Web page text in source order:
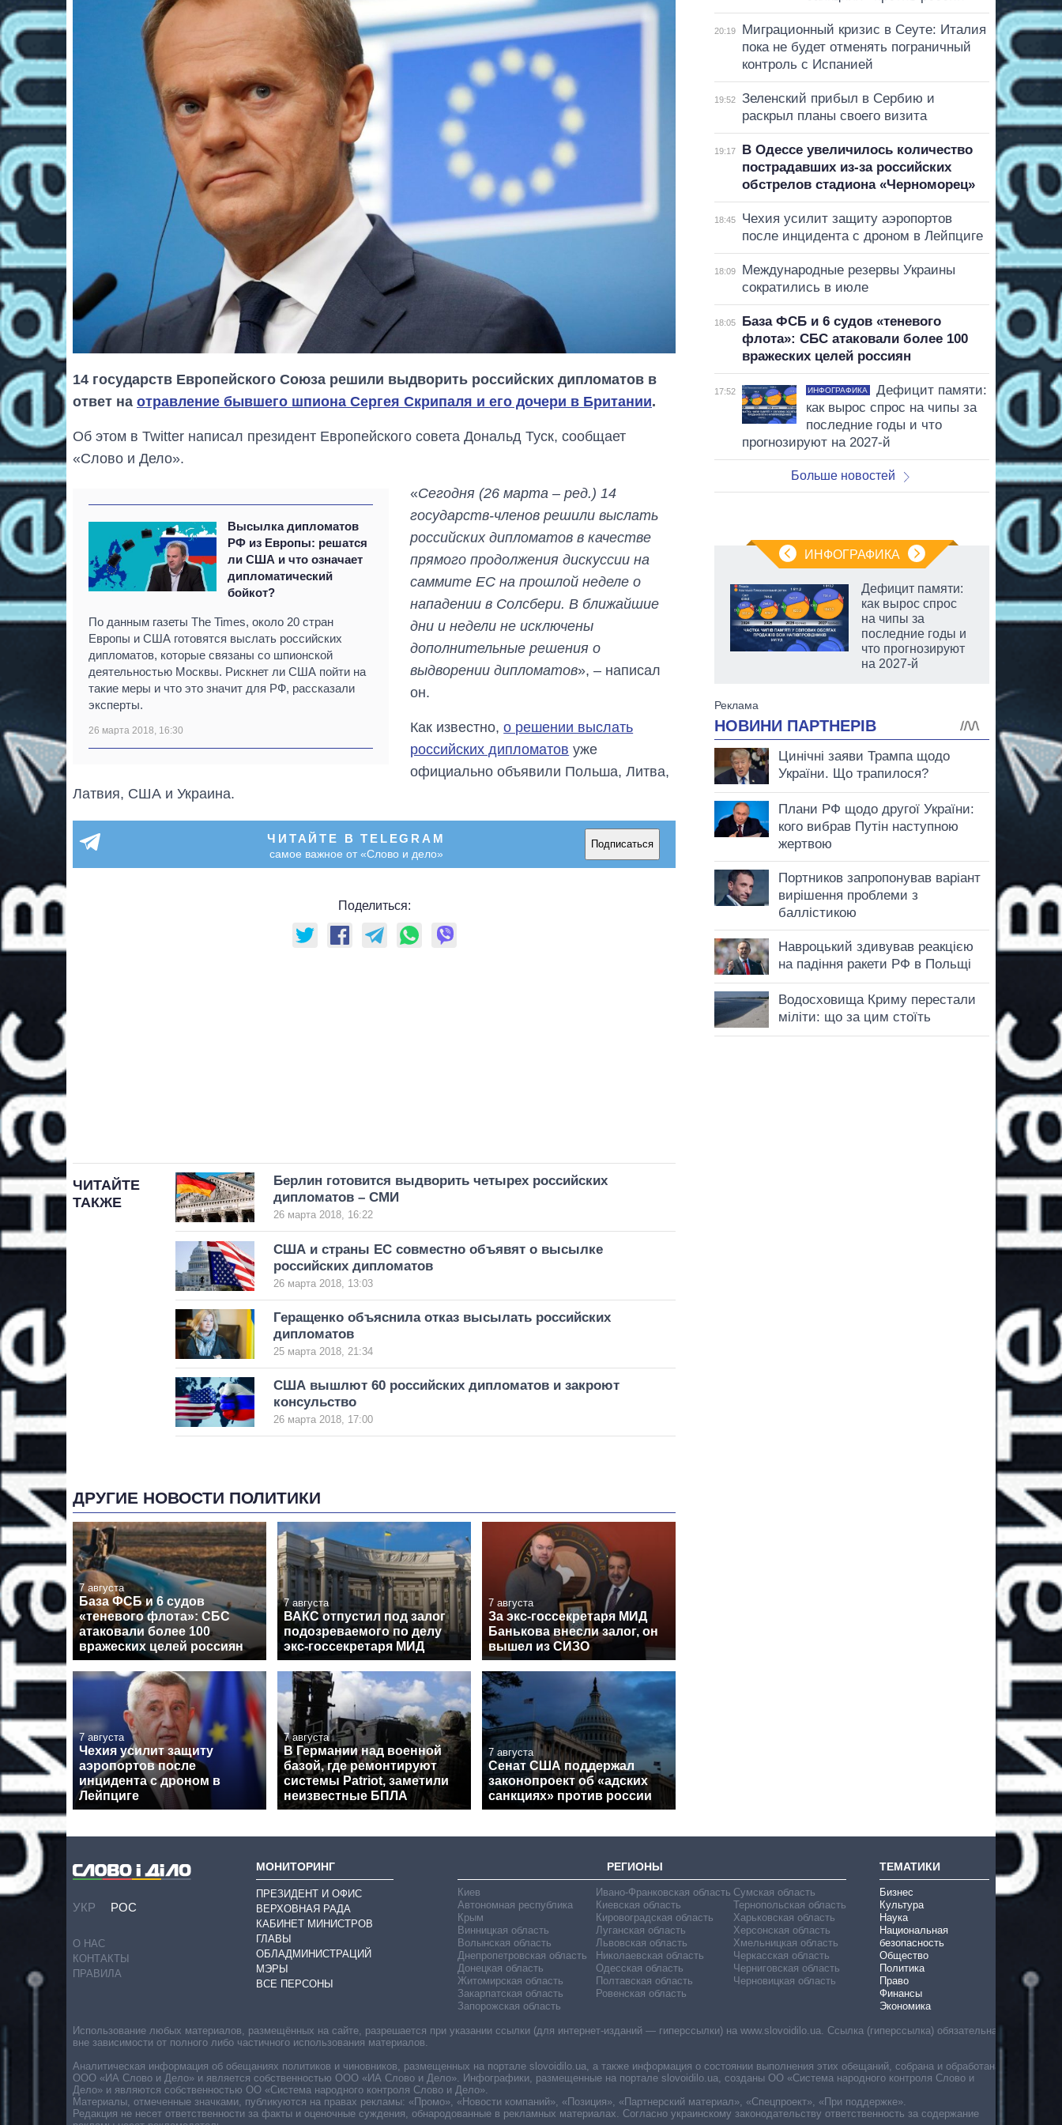
14 государств Европейского Союза решили выдворить российских дипломатов в
ответ на отравление бывшего шпиона Сергея Скрипаля и его дочери в Британии.
Об этом в Twitter написал президент Европейского совета Дональд Туск, сообщает
«Слово и Дело».
Высылка дипломатов
РФ из Европы: решатся
ли США и что означает
дипломатический
бойкот?
По данным газеты The Times, около 20 стран
Европы и США готовятся выслать российских
дипломатов, которые связаны со шпионской
деятельностью Москвы. Рискнет ли США пойти на
такие меры и что это значит для РФ, рассказали
эксперты.
26 марта 2018, 16:30
«Сегодня (26 марта – ред.) 14
государств-членов решили выслать
российских дипломатов в качестве
прямого продолжения дискуссии на
саммите ЕС на прошлой неделе о
нападении в Солсбери. В ближайшие
дни и недели не исключены
дополнительные решения о
выдворении дипломатов», – написал
он.
Как известно,о решении выслать
российских дипломатов уже
официально объявили Польша, Литва,
Латвия, США и Украина.
ЧИТАЙТЕ В TELEGRAM
самое важное от «Слово и дело»
Подписаться
Поделиться:
ЧИТАЙТЕ
ТАКЖЕ
Берлин готовится выдворить четырех российских
дипломатов – СМИ
26 марта 2018, 16:22
США и страны ЕС совместно объявят о высылке
российских дипломатов
26 марта 2018, 13:03
Геращенко объяснила отказ высылать российских
дипломатов
25 марта 2018, 21:34
США вышлют 60 российских дипломатов и закроют
консульство
26 марта 2018, 17:00
ДРУГИЕ НОВОСТИ ПОЛИТИКИ
7 августа
База ФСБ и 6 судов
«теневого флота»: СБС
атаковали более 100
вражеских целей россиян
7 августа
ВАКС отпустил под залог
подозреваемого по делу
экс-госсекретаря МИД
7 августа
За экс-госсекретаря МИД
Банькова внесли залог, он
вышел из СИЗО
7 августа
Чехия усилит защиту
аэропортов после
инцидента с дроном в
Лейпциге
7 августа
В Германии над военной
базой, где ремонтируют
системы Patriot, заметили
неизвестные БПЛА
7 августа
Сенат США поддержал
законопроект об «адских
санкциях» против россии
20:19
Миграционный кризис в Сеуте: Италия
пока не будет отменять пограничный
контроль с Испанией
19:52
Зеленский прибыл в Сербию и
раскрыл планы своего визита
19:17
В Одессе увеличилось количество
пострадавших из-за российских
обстрелов стадиона «Черноморец»
18:45
Чехия усилит защиту аэропортов
после инцидента с дроном в Лейпциге
18:09
Международные резервы Украины
сократились в июле
18:05
База ФСБ и 6 судов «теневого
флота»: СБС атаковали более 100
вражеских целей россиян
17:52 ИНФОГРАФИКА
Дефицит памяти:
как вырос спрос на чипы за
последние годы и что
прогнозируют на 2027-й
Больше новостей
ИНФОГРАФИКА
Как изменился
бюджет
обороны за 13 лет
войны с россией
Дефицит памяти:
как вырос спрос
на чипы за
последние годы и
что прогнозируют
на 2027-й
УКР РОС
О НАС
КОНТАКТЫ
ПРАВИЛА
МОНИТОРИНГ
ПРЕЗИДЕНТ И ОФИС
ВЕРХОВНАЯ РАДА
КАБИНЕТ МИНИСТРОВ
ГЛАВЫ
ОБЛАДМИНИСТРАЦИЙ
МЭРЫ
ВСЕ ПЕРСОНЫ
РЕГИОНЫ
Киев
Автономная республика
Крым
Винницкая область
Волынская область
Днепропетровская область
Донецкая область
Житомирская область
Закарпатская область
Запорожская область
Ивано-Франковская область
Киевская область
Кировоградская область
Луганская область
Львовская область
Николаевская область
Одесская область
Полтавская область
Ровенская область
Сумская область
Тернопольская область
Харьковская область
Херсонская область
Хмельницкая область
Черкасская область
Черниговская область
Черновицкая область
ТЕМАТИКИ
Бизнес
Культура
Наука
Национальная
безопасность
Общество
Политика
Право
Финансы
Экономика
Использование любых материалов, размещённых на сайте, разрешается при указании ссылки (для интернет-изданий — гиперссылки) на www.slovoidilo.ua. Ссылка (гиперссылка) обязательна
вне зависимости от полного либо частичного использования материалов.
Аналитическая информация об обещаниях политиков и чиновников, размещенных на портале slovoidilo.ua, а также информация о состоянии выполнения этих обещаний, собрана и обработана
ООО «ИА Слово и Дело» и является собственностью ООО «ИА Слово и Дело». Инфографики, размещенные на портале slovoidilo.ua, созданы ОО «Система народного контроля Слово и
Дело» и являются собственностью ОО «Система народного контроля Слово и Дело».
Материалы, отмеченные значками, публикуются на правах рекламы: «Промо», «Новости компаний», «Позиция», «Партнерский материал», «Спецпроект», «При поддержке».
Редакция не несет ответственности за факты и оценочные суждения, обнародованные в рекламных материалах. Согласно украинскому законодательству ответственность за содержание